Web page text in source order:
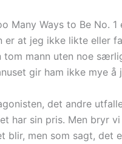
Many Ways to Be No. 1
er at jeg ikke likte eller
tom mann uten noe
gir ham ikke mye å
det andre
har sin pris. Men bryr
blir, men som sagt, det